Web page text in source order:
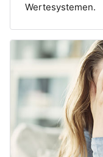
Wertesystemen.